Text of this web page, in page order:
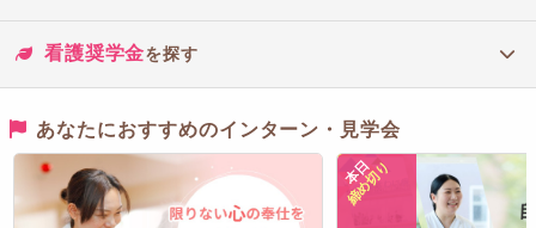
看護奨学金を探す
あなたにおすすめのインターン・見学会
本日
締め切り